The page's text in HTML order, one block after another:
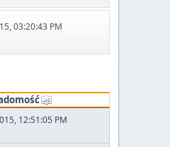
03:20:43 PM
12:51:05 PM